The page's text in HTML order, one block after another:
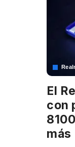
El
con
más